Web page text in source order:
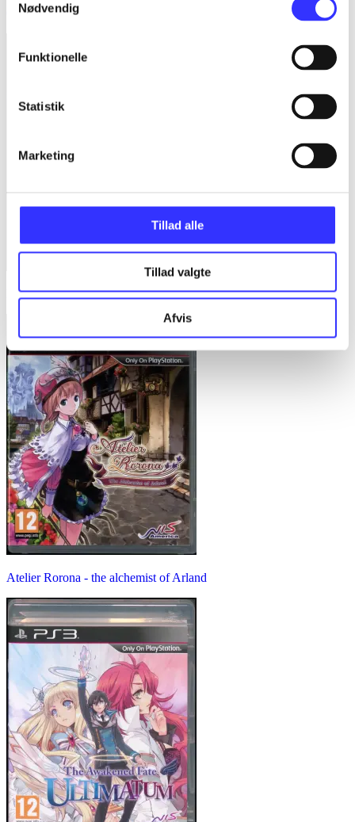
Nødvendig
Funktionelle
Statistik
Marketing
Tillad alle
Tillad valgte
Afvis
Gust Co.
Hyperdimension Neptunia
Atelier Rorona - the alchemist of Arland